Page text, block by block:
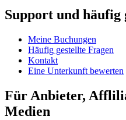
Support und häufig
Meine Buchungen
Häufig gestellte Fragen
Kontakt
Eine Unterkunft bewerten
Für Anbieter,
Medien